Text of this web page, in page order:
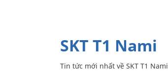
SKT T1 Nami
Tin tức mới nhất về SKT T1 Nami